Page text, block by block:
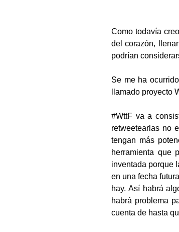
Como todavía
del corazón,
podrían
Se me ha
llamado proyecto
#WttF va a
retweetearlas no
tengan más
herramienta que
inventada porque
en una fecha
hay. Así habrá
habrá problema
cuenta de hasta